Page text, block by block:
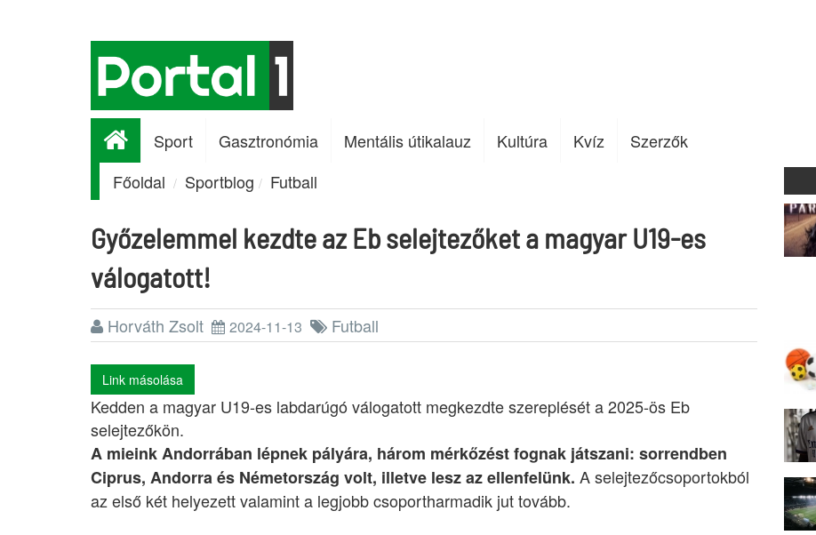
Sport Gasztronómia Mentális útikalauz Kultúra Kvíz
Szerzők
Főoldal
Sportblog Futball
Győzelemmel kezdte az Eb selejtezőket a magyar U19-es
válogatott!
Horváth Zsolt 2024-11-13 Futball
Link másolása
Kedden a magyar U19-es labdarúgó válogatott megkezdte szereplését a 2025-ös Eb
selejtezőkön.
A mieink Andorrában lépnek pályára, három mérkőzést fognak játszani: sorrendben
Ciprus, Andorra és Németország volt, illetve lesz az ellenfelünk. A selejtezőcsoportokból
az első két helyezett valamint a legjobb csoportharmadik jut tovább.